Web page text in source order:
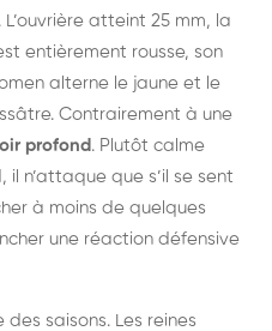
atteint 25 mm, la
entièrement rousse, son
alterne le jaune et le
Contrairement à une
profond. Plutôt calme
il n’attaque que s’il se sent
à moins de quelques
une réaction défensive
saisons. Les reines